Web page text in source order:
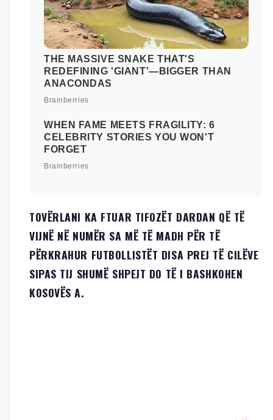
TOVËRLANI KA FTUAR TIFOZËT DARDAN QË TË
VIJNË NË NUMËR SA MË TË MADH PËR TË
PËRKRAHUR FUTBOLLISTËT DISA PREJ TË CILËVE
SIPAS TIJ SHUMË SHPEJT DO TË I BASHKOHEN
KOSOVËS A.